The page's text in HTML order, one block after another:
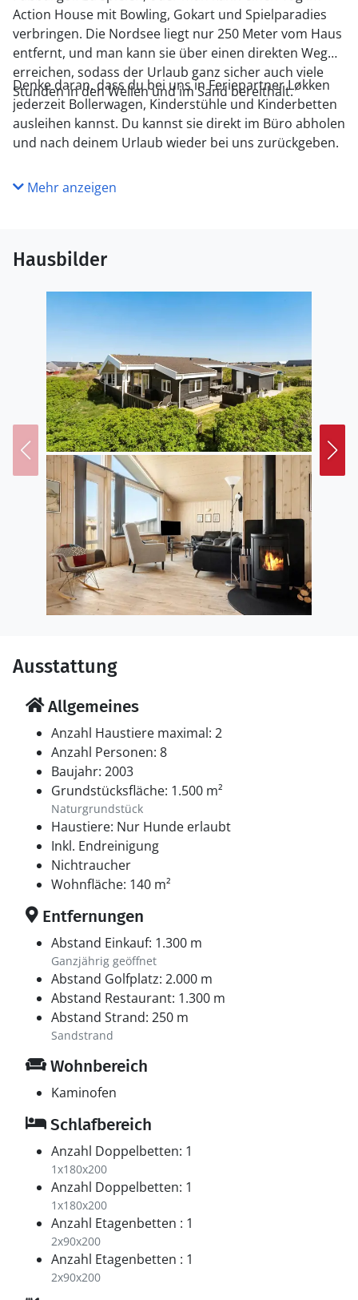
Action House mit Bowling, Gokart und Spielparadies
verbringen. Die Nordsee liegt nur 250 Meter vom Haus
entfernt, und man kann sie über einen direkten Weg
erreichen, sodass der Urlaub ganz sicher auch viele
Stunden in den Wellen und im Sand bereithält.
Denke daran, dass du bei uns in Feriepartner Løkken
jederzeit Bollerwagen, Kinderstühle und Kinderbetten
ausleihen kannst. Du kannst sie direkt im Büro abholen
und nach deinem Urlaub wieder bei uns zurückgeben.
Mehr anzeigen
Hausbilder
Ausstattung
Allgemeines
Anzahl Haustiere maximal: 2
Anzahl Personen: 8
Baujahr: 2003
Grundstücksfläche: 1.500 m²
Naturgrundstück
Haustiere: Nur Hunde erlaubt
Inkl. Endreinigung
Nichtraucher
Wohnfläche: 140 m²
Entfernungen
Abstand Einkauf: 1.300 m
Ganzjährig geöffnet
Abstand Golfplatz: 2.000 m
Abstand Restaurant: 1.300 m
Abstand Strand: 250 m
Sandstrand
Wohnbereich
Kaminofen
Schlafbereich
Anzahl Doppelbetten: 1
1x180x200
Anzahl Doppelbetten: 1
1x180x200
Anzahl Etagenbetten : 1
2x90x200
Anzahl Etagenbetten : 1
2x90x200